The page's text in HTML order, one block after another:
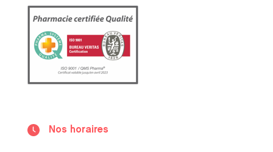
Nos horaires